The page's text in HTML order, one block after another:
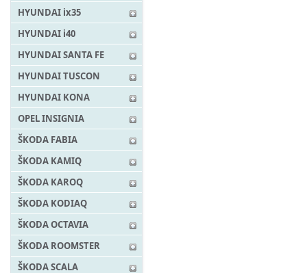
HYUNDAI ix35
HYUNDAI i40
HYUNDAI SANTA FE
HYUNDAI TUSCON
HYUNDAI KONA
OPEL INSIGNIA
ŠKODA FABIA
ŠKODA KAMIQ
ŠKODA KAROQ
ŠKODA KODIAQ
ŠKODA OCTAVIA
ŠKODA ROOMSTER
ŠKODA SCALA